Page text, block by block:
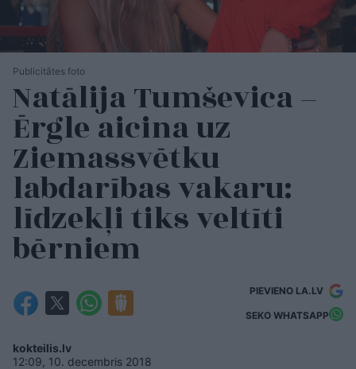
Publicitātes foto
Natālija Tumševica –
Ērgle aicina uz
Ziemassvētku
labdarības vakaru:
līdzekļi tiks veltīti
bērniem
PIEVIENO LA.LV
SEKO WHATSAPP
kokteilis.lv
12:09, 10. decembris 2018